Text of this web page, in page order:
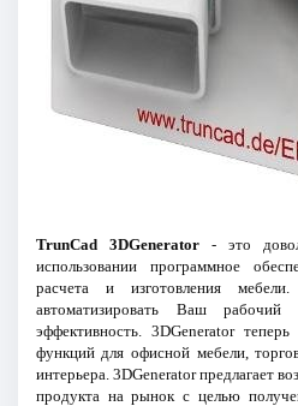
TrunCad 3DGenerator- это
использовании программное
расчета и изготовления
автоматизировать Ваш
эффективность. 3DGenerator
функций для офисной мебели,
интерьера. 3DGenerator предлагает
продукта на рынок с целью